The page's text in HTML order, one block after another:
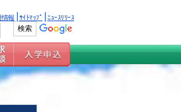
報 ｻｲﾄﾏｯﾌﾟ ﾆｭｰｽﾘﾘｰｽ